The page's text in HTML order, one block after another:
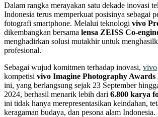
Dalam rangka merayakan satu dekade inovasi
Indonesia terus memperkuat posisinya sebagai
fotografi smartphone. Melalui teknologi vivo
dikembangkan bersama lensa ZEISS Co-
menghadirkan solusi mutakhir untuk
profesional.
Sebagai wujud komitmen terhadap inovasi, vivo
kompetisi vivo Imagine Photography Awards
ini, yang berlangsung sejak 23 September
2024, berhasil menarik lebih dari 6.800 karya
ini tidak hanya merepresentasikan keindahan,
keragaman budaya, dan pesona alam Indonesia.